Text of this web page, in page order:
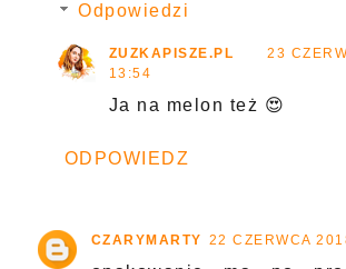
Odpowiedzi
ZUZKAPISZE.PL
23
13:54
Ja na melon też 😍
ODPOWIEDZ
CZARYMARTY 22 CZERWCA